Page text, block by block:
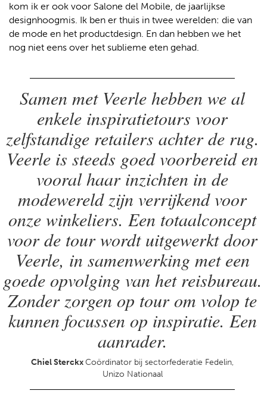
kom ik er ook voor Salone del Mobile, de jaarlijkse
designhoogmis. Ik ben er thuis in twee werelden: die van
de mode en het productdesign. En dan hebben we het
nog niet eens over het sublieme eten gehad.
Samen met Veerle hebben we al
enkele inspiratietours voor
zelfstandige retailers achter de rug.
Veerle is steeds goed voorbereid en
vooral haar inzichten in de
modewereld zijn verrijkend voor
onze winkeliers. Een totaalconcept
voor de tour wordt uitgewerkt door
Veerle, in samenwerking met een
goede opvolging van het reisbureau.
Zonder zorgen op tour om volop te
kunnen focussen op inspiratie. Een
aanrader.
Chiel SterckxCoördinator bij sectorfederatie Fedelin,
Unizo Nationaal